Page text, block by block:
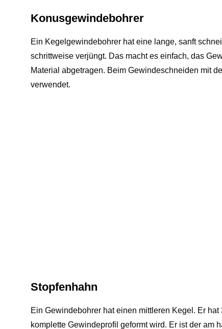
Konusgewindebohrer
Ein Kegelgewindebohrer hat eine lange, sanft
schrittweise verjüngt. Das macht es einfach, das
Material abgetragen. Beim Gewindeschneiden mit
verwendet.
Stopfenhahn
Ein Gewindebohrer hat einen mittleren Kegel. Er
komplette Gewindeprofil geformt wird. Er ist der am